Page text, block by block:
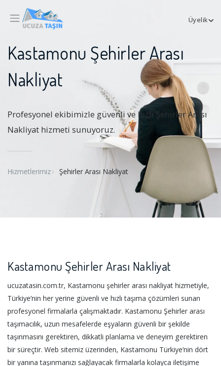
Üyelik
Kastamonu Şehirler Arası
Nakliyat
Profesyonel ekibimizle güvenli ve hızlı Şehirler Arası
Nakliyat hizmeti sunuyoruz.
Hizmetlerimiz Şehirler Arası Nakliyat
Kastamonu Şehirler Arası Nakliyat
ucuzatasin.com.tr, Kastamonu şehirler arası nakliyat hizmetiyle,
Türkiye’nin her yerine güvenli ve hızlı taşıma çözümleri sunan
profesyonel firmalarla çalışmaktadır. Kastamonu Şehirler arası
taşımacılık, uzun mesafelerde eşyaların güvenli bir şekilde
taşınmasını gerektiren, dikkatli planlama ve deneyim gerektiren
bir süreçtir. Web sitemiz üzerinden, Kastamonu Türkiye’nin dört
bir yanına taşınmanızı sağlayacak firmalarla kolayca iletişime